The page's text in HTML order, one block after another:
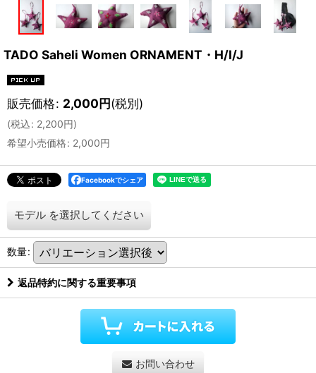
TADO Saheli Women ORNAMENT・H/I/J
販売価格: 2,000円(税別)
(税込: 2,200円)
希望小売価格: 2,000円
Facebookでシェア
モデル を選択してください
数量:
返品特約に関する重要事項
お問い合わせ